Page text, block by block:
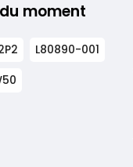
moment
L80890-001